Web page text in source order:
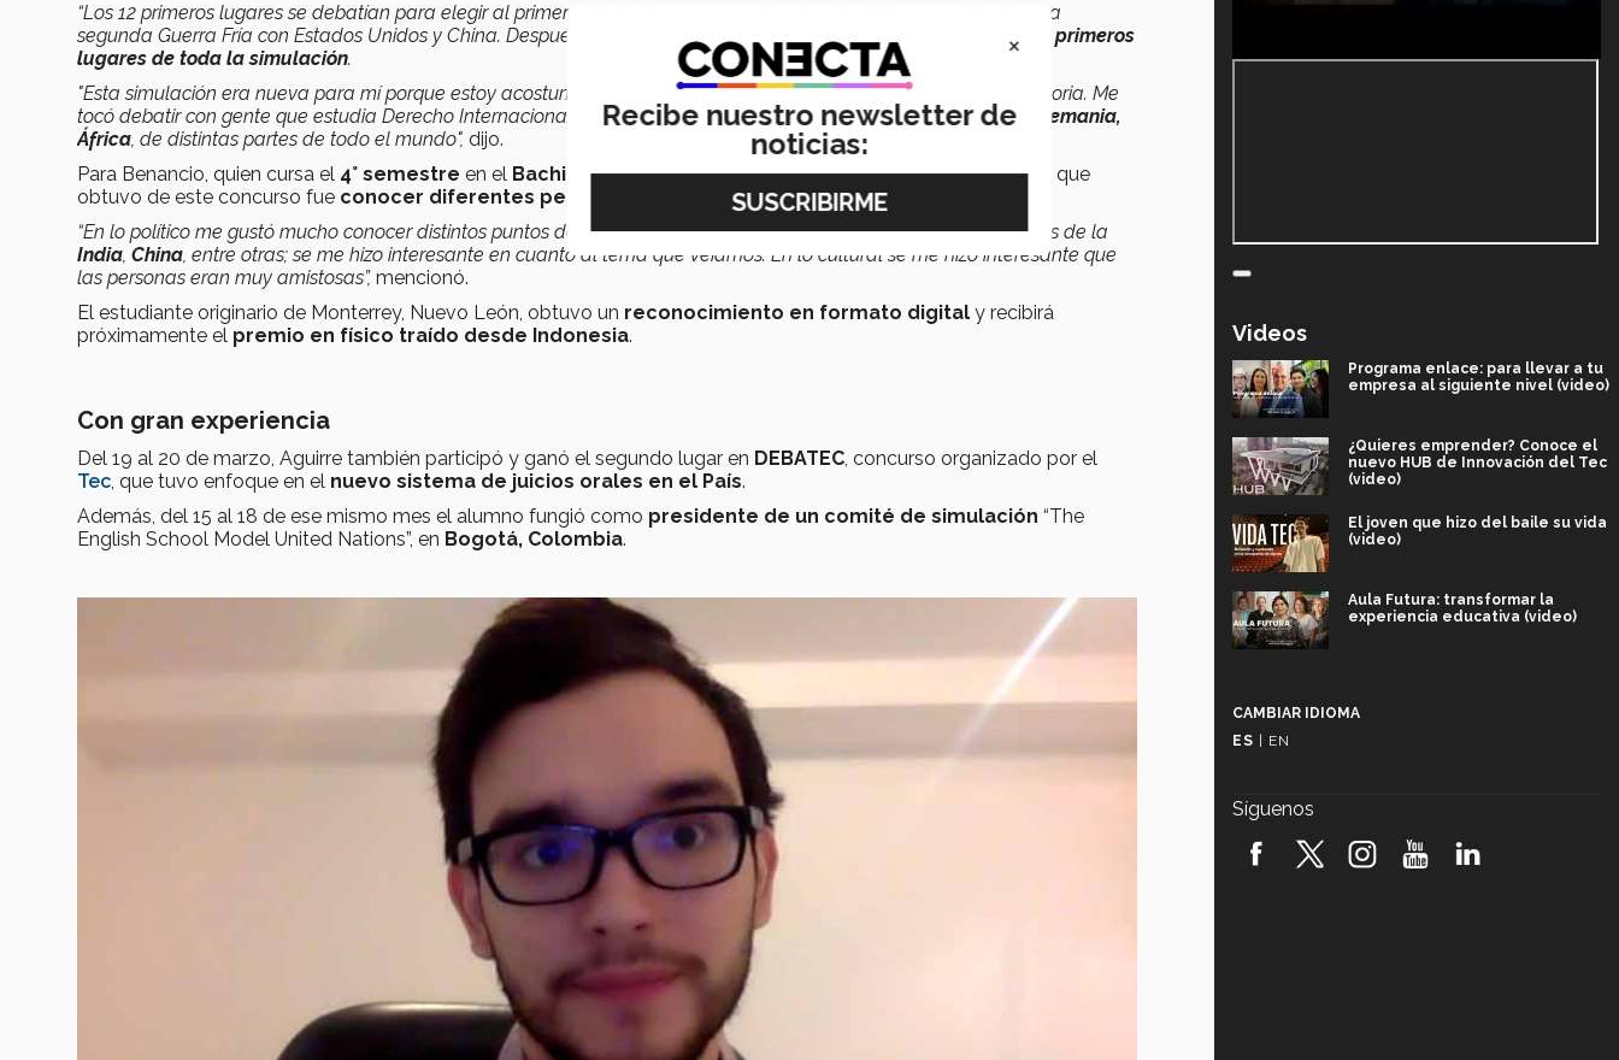
“Los 12 primeros lugares se debatían para elegir al primero. Me tocó una pregunta sobre si estábamos viviendo una
segunda Guerra Fría con Estados Unidos y China. Después de mi análisis
fui galardonado
el primer de los primeros
lugares de toda la simulación.
"Esta simulación era nueva para mí porque estoy acostumbrado a que sean simulaciones para gente de preparatoria. Me
tocó debatir con gente que estudia Derecho Internacional o Relaciones Internacionales de laIndia, Indonesia, Alemania,
África, de distintas partes de todo el mundo", dijo.
Para Benancio, quien cursa el 4° semestre en el Bachillerato Internacional de PrepaTec, los aprendizajes que
obtuvo de este concurso fue conocer diferentes perspectivas políticas y culturales
“En lo político me gustó mucho conocer distintos puntos de vista de mis compañeros, hablaban desde perspectivas de la
India, China, entre otras; se me hizo interesante en cuanto al tema que veíamos. En lo cultural se me hizo interesante que
las personas eran muy amistosas”, mencionó.
El estudiante originario de Monterrey, Nuevo León, obtuvo un reconocimiento en formato digital y recibirá
próximamente el premio en físico traído desde Indonesia.
Con gran experiencia
Del 19 al 20 de marzo, Aguirre también participó y ganó el segundo lugar en DEBATEC, concurso organizado por el
Tec, que tuvo enfoque en el nuevo sistema de juicios orales en el País.
Además, del 15 al 18 de ese mismo mes el alumno fungió como presidente de un comité de simulación “The
English School Model United Nations”, en Bogotá, Colombia.
Videos
Programa enlace: para llevar a tu
empresa al siguiente nivel (video)
¿Quieres emprender? Conoce el
nuevo HUB de Innovación del Tec
(video)
El joven que hizo del baile su vida
(video)
Aula Futura: transformar la
experiencia educativa (video)
robótica FIRST 2026! (video)
CAMBIAR IDIOMA
ES | EN
Síguenos
×
Recibe nuestro newsletter de
noticias: